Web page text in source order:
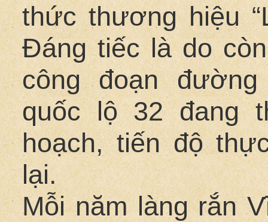
thức thương hiệu
Đáng tiếc là do
công đoạn
quốc lộ 32 đang
hoạch, tiến độ
lại.
Mỗi năm làng rắn